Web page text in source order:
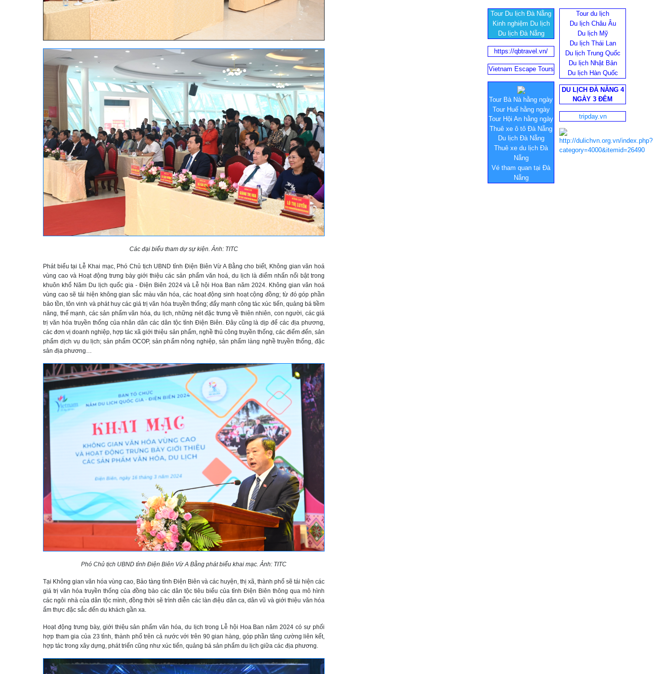
Các đại biểu tham dự sự kiện. Ảnh: TITC
Phát biểu tại Lễ Khai mạc, Phó Chủ tịch UBND tỉnh Điện Biên Vừ A Bằng cho biết, Không gian văn hoá
vùng cao và Hoạt động trưng bày giới thiệu các sản phẩm văn hoá, du lịch là điểm nhấn nổi bật trong
khuôn khổ Năm Du lịch quốc gia - Điện Biên 2024 và Lễ hội Hoa Ban năm 2024. Không gian văn hoá
vùng cao sẽ tái hiện không gian sắc màu văn hóa, các hoạt động sinh hoạt cộng đồng; từ đó góp phần
bảo tồn, tôn vinh và phát huy các giá trị văn hóa truyền thống; đẩy mạnh công tác xúc tiến, quảng bá tiềm
năng, thế mạnh, các sản phẩm văn hóa, du lịch, những nét đặc trưng về thiên nhiên, con người, các giá
trị văn hóa truyền thống của nhân dân các dân tộc tỉnh Điện Biên. Đây cũng là dịp để các địa phương,
các đơn vị doanh nghiệp, hợp tác xã giới thiệu sản phẩm, nghề thủ công truyền thống, các điểm đến, sản
phẩm dịch vụ du lịch; sản phẩm OCOP, sản phẩm nông nghiệp, sản phẩm làng nghề truyền thống, đặc
sản địa phương…
Phó Chủ tịch UBND tỉnh Điện Biên Vừ A Bằng phát biểu khai mạc. Ảnh: TITC
Tại Không gian văn hóa vùng cao, Bảo tàng tỉnh Điện Biên và các huyện, thị xã, thành phố sẽ tái hiện các
giá trị văn hóa truyền thống của đồng bào các dân tộc tiêu biểu của tỉnh Điện Biên thông qua mô hình
các ngôi nhà của dân tộc mình, đồng thời sẽ trình diễn các làn điệu dân ca, dân vũ và giới thiệu văn hóa
ẩm thực đặc sắc đến du khách gần xa.
Hoạt động trưng bày, giới thiệu sản phẩm văn hóa, du lịch trong Lễ hội Hoa Ban năm 2024 có sự phối
hợp tham gia của 23 tỉnh, thành phố trên cả nước với trên 90 gian hàng, góp phần tăng cường liên kết,
hợp tác trong xây dựng, phát triển cũng như xúc tiến, quảng bá sản phẩm du lịch giữa các địa phương.
Tour Du lịch Đà Nẵng
Kinh nghiệm Du lịch
Du lịch Đà Nẵng
Tour du lịch
Du lịch Châu Âu
Du lịch Mỹ
Du lịch Thái Lan
Du lịch Trung Quốc
Du lịch Nhật Bản
Du lịch Hàn Quốc
https://qbtravel.vn/
Vietnam Escape Tours
Tour Bà Nà hằng ngày
Tour Huế hằng ngày
Tour Hội An hằng ngày
Thuê xe ô tô Đà Nẵng
Du lịch Đà Nẵng
Thuê xe du lịch Đà
Nẵng
Vé tham quan tại Đà
Nẵng
DU LỊCH ĐÀ NẴNG 4
NGÀY 3 ĐÊM
tripday.vn